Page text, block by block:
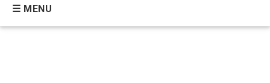
☰ MENU